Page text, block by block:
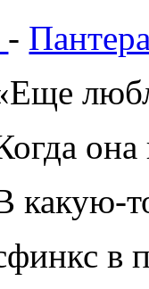
-
она
какую-
в